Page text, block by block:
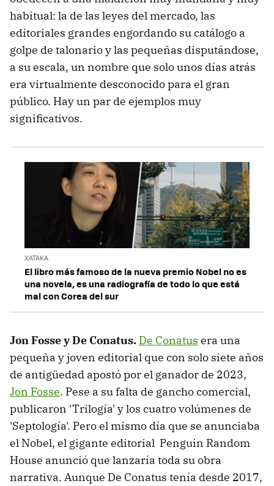
habitual: la de las leyes del mercado, las
editoriales grandes engordando su catálogo a
golpe de talonario y las pequeñas disputándose,
a su escala, un nombre que solo unos días atrás
era virtualmente desconocido para el gran
público. Hay un par de ejemplos muy
significativos.
XATAKA
El libro más famoso de la nueva premio Nobel no es
una novela, es una radiografía de todo lo que está
mal con Corea del sur
Jon Fosse y De Conatus. De Conatus era una
pequeña y joven editorial que con solo siete años
de antigüedad apostó por el ganador de 2023,
Jon Fosse. Pese a su falta de gancho comercial,
publicaron 'Trilogía' y los cuatro volúmenes de
'Septología'. Pero el mismo día que se anunciaba
el Nobel, el gigante editorial Penguin Random
House anunció que lanzaría toda su obra
narrativa. Aunque De Conatus tenía desde 2017,